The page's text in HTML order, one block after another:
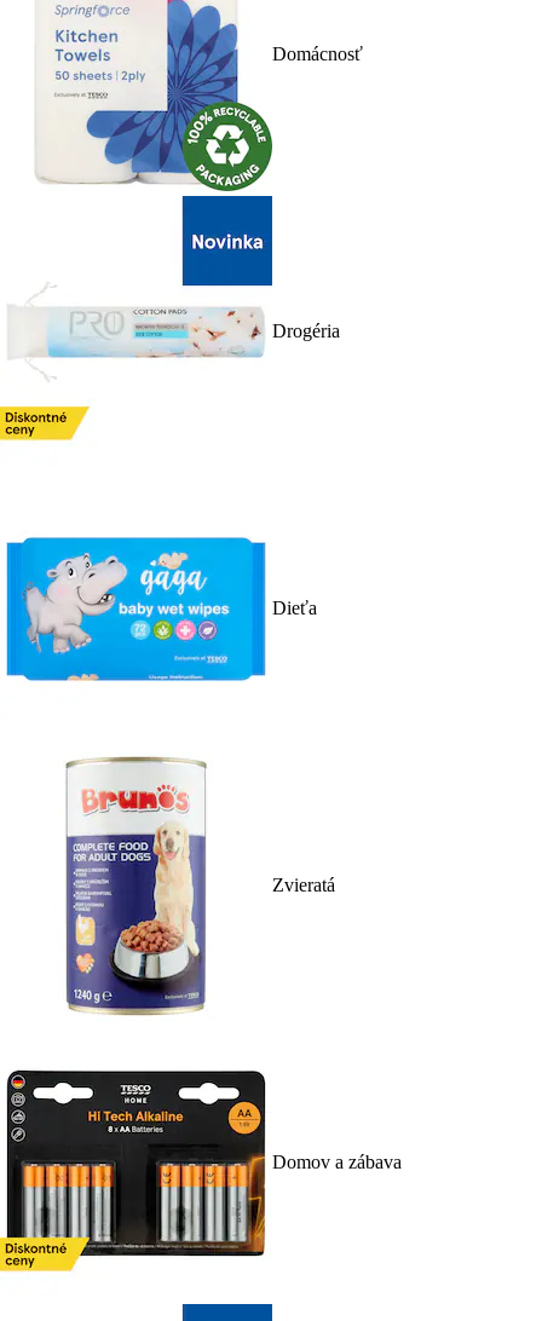
Domácnosť
Drogéria
Dieťa
Zvieratá
Domov a zábava